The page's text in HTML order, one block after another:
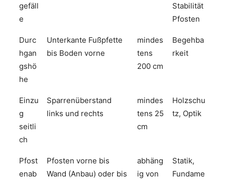
gefäll
e
Stabilität
Pfosten
Durc
hgan
gshö
he
Unterkante Fußpfette
bis Boden vorne
mindes
tens
200 cm
Begehba
rkeit
Einzu
g
seitli
ch
Sparrenüberstand
links und rechts
mindes
tens 25
cm
Holzschu
tz, Optik
Pfost
enab
Pfosten vorne bis
Wand (Anbau) oder bis
abhäng
ig von
Statik,
Fundame